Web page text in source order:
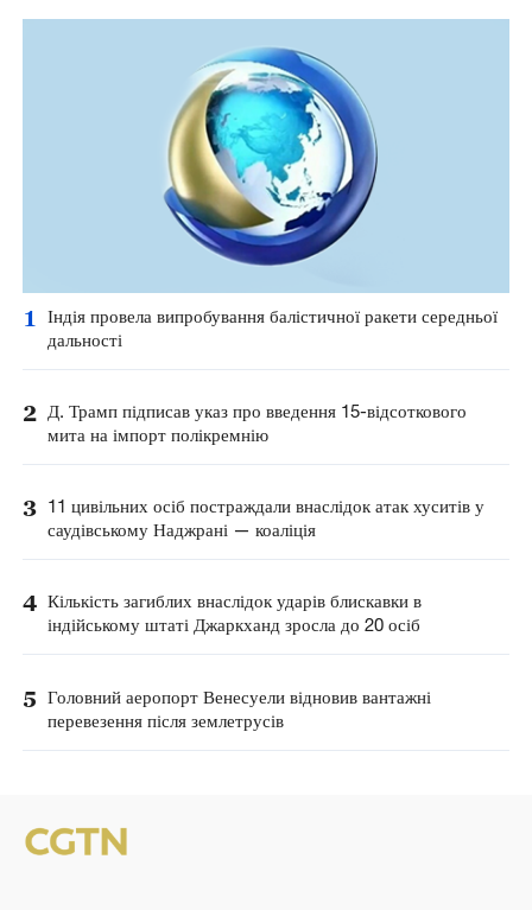
1
Індія провела випробування балістичної ракети середньої
дальності
2 Д. Трамп підписав указ про введення 15-відсоткового
мита на імпорт полікремнію
3 11 цивільних осіб постраждали внаслідок атак хуситів у
саудівському Наджрані — коаліція
4 Кількість загиблих внаслідок ударів блискавки в
індійському штаті Джаркханд зросла до 20 осіб
5 Головний аеропорт Венесуели відновив вантажні
перевезення після землетрусів